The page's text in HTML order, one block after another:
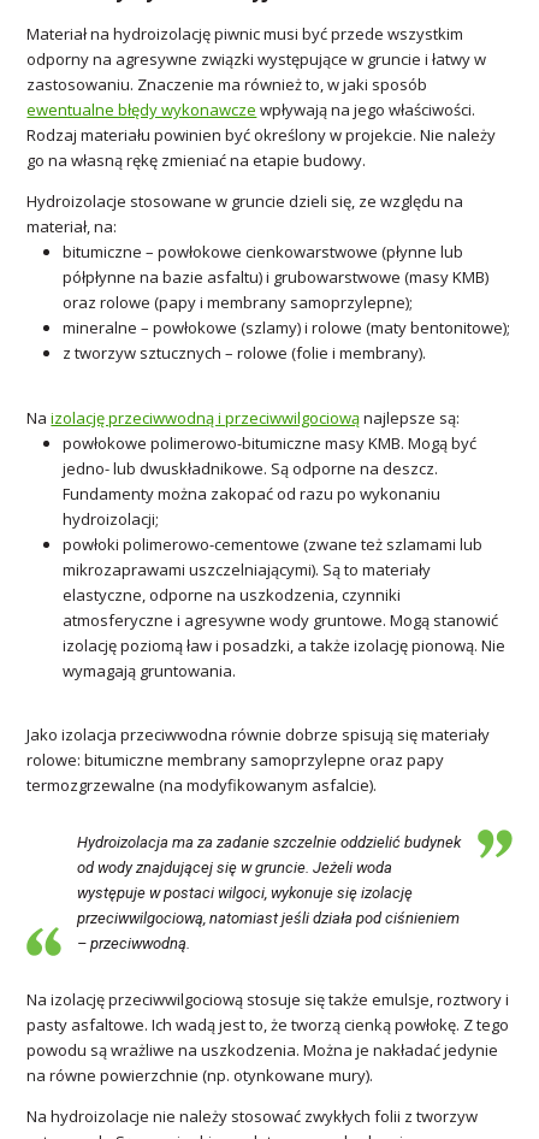
Materiał na hydroizolację piwnic musi być przede wszystkim
odporny na agresywne związki występujące w gruncie i łatwy w
zastosowaniu. Znaczenie ma również to, w jaki sposób
ewentualne błędy wykonawcze wpływają na jego właściwości.
Rodzaj materiału powinien być określony w projekcie. Nie należy
go na własną rękę zmieniać na etapie budowy.
Hydroizolacje stosowane w gruncie dzieli się, ze względu na
materiał, na:
bitumiczne – powłokowe cienkowarstwowe (płynne lub
półpłynne na bazie asfaltu) i grubowarstwowe (masy KMB)
oraz rolowe (papy i membrany samoprzylepne);
mineralne – powłokowe (szlamy) i rolowe (maty bentonitowe);
z tworzyw sztucznych – rolowe (folie i membrany).
Naizolację przeciwwodną i przeciwwilgociowąnajlepsze są:
powłokowe polimerowo-bitumiczne masy KMB. Mogą być
jedno- lub dwuskładnikowe. Są odporne na deszcz.
Fundamenty można zakopać od razu po wykonaniu
hydroizolacji;
powłoki polimerowo-cementowe (zwane też szlamami lub
mikrozaprawami uszczelniającymi). Są to materiały
elastyczne, odporne na uszkodzenia, czynniki
atmosferyczne i agresywne wody gruntowe. Mogą stanowić
izolację poziomą ław i posadzki, a także izolację pionową. Nie
wymagają gruntowania.
Jako izolacja przeciwwodna równie dobrze spisują się materiały
rolowe: bitumiczne membrany samoprzylepne oraz papy
termozgrzewalne (na modyfikowanym asfalcie).
Hydroizolacja ma za zadanie szczelnie oddzielić budynek
od wody znajdującej się w gruncie. Jeżeli woda
występuje w postaci wilgoci, wykonuje się izolację
przeciwwilgociową, natomiast jeśli działa pod ciśnieniem
– przeciwwodną.
Na izolację przeciwwilgociową stosuje się także emulsje, roztwory i
pasty asfaltowe. Ich wadą jest to, że tworzą cienką powłokę. Z tego
powodu są wrażliwe na uszkodzenia. Można je nakładać jedynie
na równe powierzchnie (np. otynkowane mury).
Na hydroizolacje nie należy stosować zwykłych folii z tworzyw